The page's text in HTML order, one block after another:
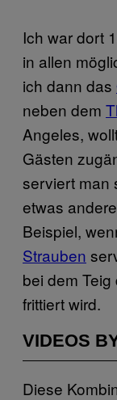
Ich war dort
in allen
ich dann das
neben dem
Angeles,
Gästen
serviert man
etwas
Beispiel,
Strauben
bei dem
frittiert wird.
VIDEOS
Diese